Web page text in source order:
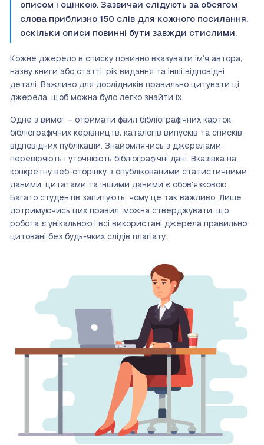
описом і оцінкою. Зазвичай слідують за обсягом
слова приблизно 150 слів для кожного посилання,
оскільки описи повинні бути завжди стислими.
Кожне джерело в списку повинно вказувати ім’я автора,
назву книги або статті, рік видання та інші відповідні
деталі. Важливо для дослідників правильно цитувати ці
джерела, щоб можна було легко знайти їх.
Одне з вимог – отримати файл бібліографічних карток,
бібліографічних керівництв, каталогів випусків та списків
відповідних публікацій. Знайомлячись з джерелами,
перевіряють і уточнюють бібліографічні дані. Вказівка на
конкретну веб-сторінку з опублікованими статистичними
даними, цитатами та іншими даними є обов’язковою.
Багато студентів запитують, чому це так важливо. Лише
дотримуючись цих правил, можна стверджувати, що
робота є унікальною і всі використані джерела правильно
цитовані без будь-яких слідів плагіату.